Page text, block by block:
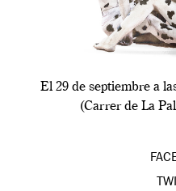
El 29 de septiembre a
(Carrer de La